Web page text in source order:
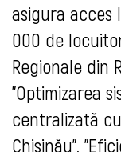
asigura acces
000 de
Regionale din
"Optimizarea
centralizată
Chișinău",